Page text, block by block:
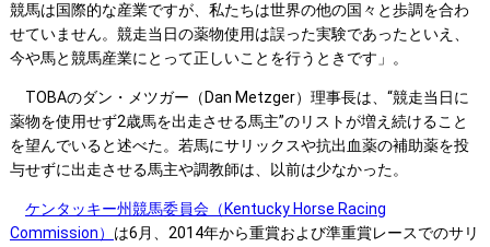
競馬は国際的な産業ですが、私たちは世界の他の国々と歩調を合わ
せていません。競走当日の薬物使用は誤った実験であったといえ、
今や馬と競馬産業にとって正しいことを行うときです」。
TOBAのダン・メツガー（Dan Metzger）理事長は、“競走当日に
薬物を使用せず2歳馬を出走させる馬主”のリストが増え続けること
を望んでいると述べた。若馬にサリックスや抗出血薬の補助薬を投
与せずに出走させる馬主や調教師は、以前は少なかった。
ケンタッキー州競馬委員会（Kentucky Horse Racing
Commission） は6月、2014年から重賞および準重賞レースでのサリ